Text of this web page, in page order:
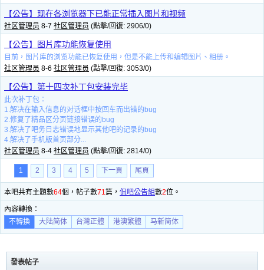
【公告】现在各浏览器下已能正常插入图片和视频
社区管理员 8-7 社区管理员 (點擊/回復: 2906/0)
【公告】图片库功能恢复使用
目前，图片库的浏览功能已恢复使用，但是不能上传和编辑图片、相册。
社区管理员 8-6 社区管理员 (點擊/回復: 3053/0)
【公告】第十四次补丁包安装完毕
此次补丁包：
1.解决在输入信息的对话框中按回车而出错的bug
2.修复了精品区分页链接错误的bug
3.解决了吧务日志错误地显示其他吧的记录的bug
4.解决了手机版首页部分...
社区管理员 8-4 社区管理员 (點擊/回復: 2814/0)
1 2 3 4 5 下一頁 尾頁
本吧共有主題數64個，帖子數71篇， 侃吧公告組數2位。
內容轉換：
不轉換
大陆简体 台灣正體 港澳繁體 马新简体
發表帖子